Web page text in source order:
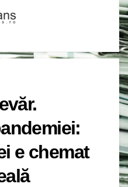
e chemat